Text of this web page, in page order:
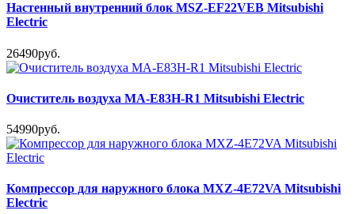
Настенный внутренний блок MSZ-EF22VEB Mitsubishi
Electric
26490руб.
Очиститель воздуха MA-E83H-R1 Mitsubishi Electric
54990руб.
Компрессор для наружного блока MXZ-4E72VA Mitsubishi
Electric